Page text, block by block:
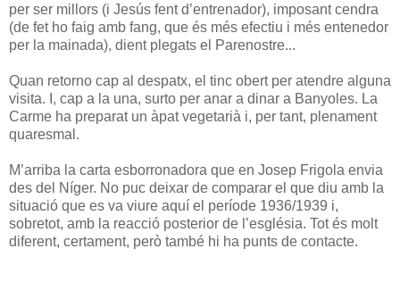
per ser millors (i Jesús fent d’entrenador), imposant cendra
(de fet ho faig amb fang, que és més efectiu i més entenedor
per la mainada), dient plegats el Parenostre...
Quan retorno cap al despatx, el tinc obert per atendre alguna
visita. I, cap a la una, surto per anar a dinar a Banyoles. La
Carme ha preparat un àpat vegetarià i, per tant, plenament
quaresmal.
M’arriba la carta esborronadora que en Josep Frigola envia
des del Níger. No puc deixar de comparar el que diu amb la
situació que es va viure aquí el període 1936/1939 i,
sobretot, amb la reacció posterior de l’església. Tot és molt
diferent, certament, però també hi ha punts de contacte.